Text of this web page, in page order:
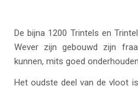
De bijna 1200 Trintels en
Wever zijn gebouwd zijn
kunnen, mits goed
Het oudste deel van de vloot